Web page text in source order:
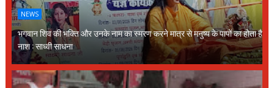
NEWS
भगवान शिव की भक्ति और उनके नाम का स्मरण करने मात्र से मनुष्य के पापों का होता है
नाश : साध्वी साधना